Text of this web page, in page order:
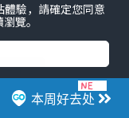
开仓
鞋履 银包
本周好去处
驗，請確定您同意
覽。